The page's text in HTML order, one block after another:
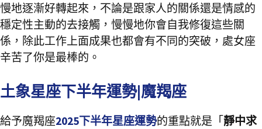
慢地逐漸好轉起來，不論是跟家人的關係還是情感的
穩定性主動的去接觸，慢慢地你會自我修復這些關
係，除此工作上面成果也都會有不同的突破，處女座
辛苦了你是最棒的。
土象星座下半年運勢|魔羯座
給予魔羯座2025下半年星座運勢的重點就是「 靜中求